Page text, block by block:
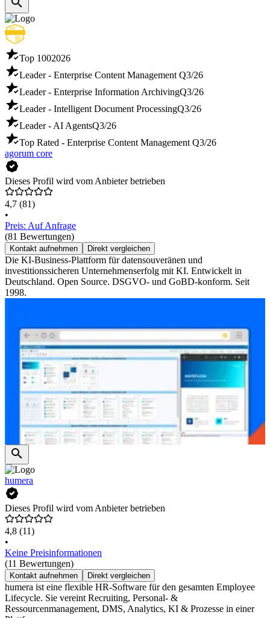
Top 1002026
Leader - Enterprise Content Management Q3/26
Leader - Enterprise Information ArchivingQ3/26
Leader - Intelligent Document ProcessingQ3/26
Leader - AI AgentsQ3/26
Top Rated - Enterprise Content Management Q3/26
agorum core
Dieses Profil wird vom Anbieter betrieben
4,7 (81)
•
Preis: Auf Anfrage
(81 Bewertungen)
Kontakt aufnehmen Direkt vergleichen
Die KI-Business-Plattform für datensouveränen und
investitionssicheren Unternehmenserfolg mit KI. Entwickelt in
Deutschland. Open Source. DSGVO- und GoBD-konform. Seit
1998.
humera
Dieses Profil wird vom Anbieter betrieben
4,8 (11)
•
Keine Preisinformationen
(11 Bewertungen)
Kontakt aufnehmen Direkt vergleichen
humera ist eine flexible HR-Software für den gesamten Employee
Lifecycle. Sie vereint Recruiting, Personal- &
Ressourcenmanagement, DMS, Analytics, KI & Prozesse in einer